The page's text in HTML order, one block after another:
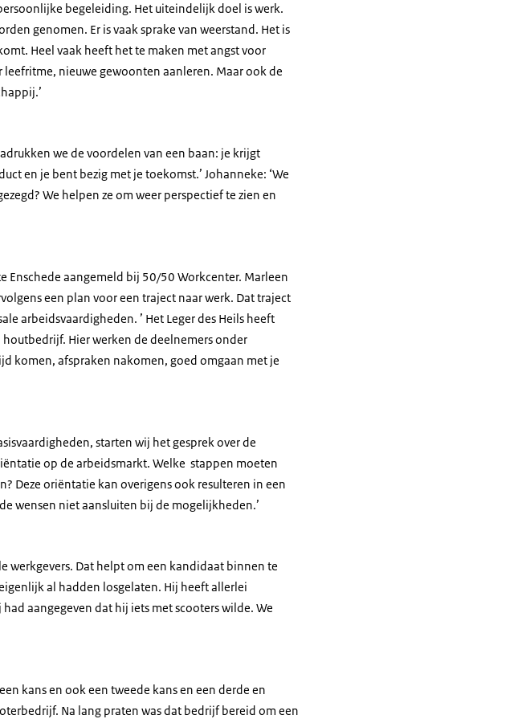
begeleiding. Het uiteindelijk doel is werk.
genomen. Er is vaak sprake van weerstand. Het is
Heel vaak heeft het te maken met angst voor
nieuwe gewoonten aanleren. Maar ook de
we de voordelen van een baan: je krijgt
en je bent bezig met je toekomst.’ Johanneke: ‘We
We helpen ze om weer perspectief te zien en
Enschede aangemeld bij 50/50 Workcenter. Marleen
een plan voor een traject naar werk. Dat traject
arbeidsvaardigheden. ’ Het Leger des Heils heeft
Hier werken de deelnemers onder
komen, afspraken nakomen, goed omgaan met je
starten wij het gesprek over de
op de arbeidsmarkt. Welke stappen moeten
Deze oriëntatie kan overigens ook resulteren in een
wensen niet aansluiten bij de mogelijkheden.’
werkgevers. Dat helpt om een kandidaat binnen te
al hadden losgelaten. Hij heeft allerlei
aangegeven dat hij iets met scooters wilde. We
kans en ook een tweede kans en een derde en
Na lang praten was dat bedrijf bereid om een